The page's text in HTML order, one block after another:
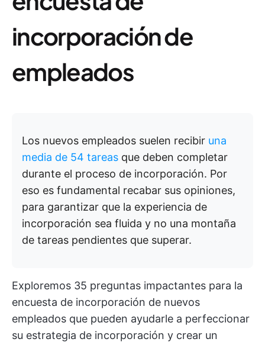
incorporación de
empleados
Los nuevos empleados suelen recibir una
media de 54 tareas que deben completar
durante el proceso de incorporación. Por
eso es fundamental recabar sus opiniones,
para garantizar que la experiencia de
incorporación sea fluida y no una montaña
de tareas pendientes que superar.
Exploremos 35 preguntas impactantes para la
encuesta de incorporación de nuevos
empleados que pueden ayudarle a perfeccionar
su estrategia de incorporación y crear un